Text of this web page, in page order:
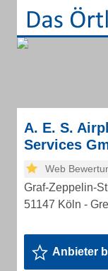
A. E. S.
Services
Web
Graf-Zeppelin-
51147 Köln -
Anbieter